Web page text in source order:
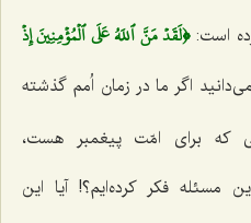
است:﴿لَقَدۡ مَنَّ ٱللَهُ عَلَى ٱلۡمُؤۡمِنِينَ إِذۡ
اگر ما در زمان اُمم گذشته
که برای امّت پیغمبر هست،
مسئله فکر کرده‌ایم؟! آیا این